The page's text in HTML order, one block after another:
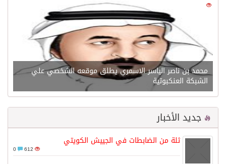
21592
محمد بن ناصر الياسر الاسمري يطلق موقعه الشخصي علي
الشبكة العنكبوتية
جديد الأخبار
ثلة من الضابطات في الجييش الكويتي
612